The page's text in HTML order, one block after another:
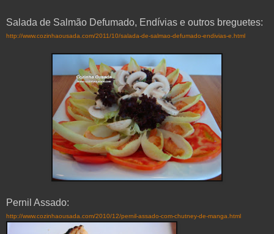
Salada de Salmão Defumado, Endívias e outros breguetes:
http://www.cozinhaousada.com/2011/10/salada-de-salmao-defumado-endivias-e.html
Pernil Assado:
http://www.cozinhaousada.com/2010/12/pernil-assado-com-chutney-de-manga.html